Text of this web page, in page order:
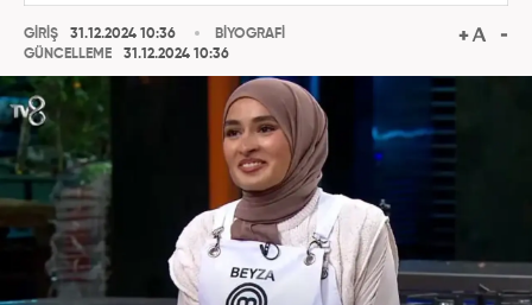
GİRİŞ
31.12.2024 10:36
GÜNCELLEME
31.12.2024 10:36
BİYOGRAFİ